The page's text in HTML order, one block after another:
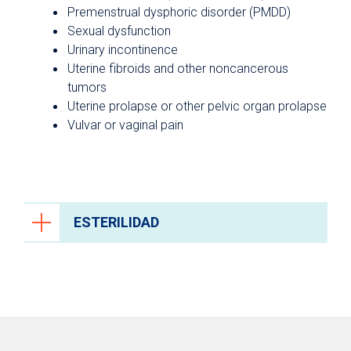
Premenstrual dysphoric disorder (PMDD)
Sexual dysfunction
Urinary incontinence
Uterine fibroids and other noncancerous
tumors
Uterine prolapse or other pelvic organ prolapse
Vulvar or vaginal pain
ESTERILIDAD